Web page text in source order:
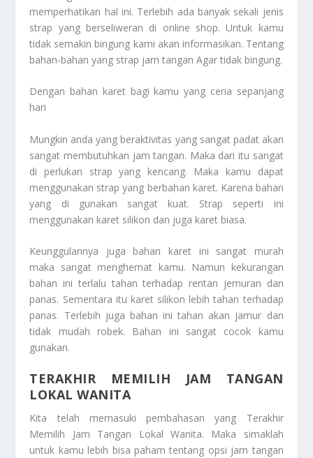
memperhatikan hal ini. Terlebih ada banyak sekali jenis
strap yang berseliweran di online shop. Untuk kamu
tidak semakin bingung kami akan informasikan. Tentang
bahan-bahan yang strap jam tangan Agar tidak bingung.
Dengan bahan karet bagi kamu yang ceria sepanjang
hari
Mungkin anda yang beraktivitas yang sangat padat akan
sangat membutuhkan jam tangan. Maka dari itu sangat
di perlukan strap yang kencang. Maka kamu dapat
menggunakan strap yang berbahan karet. Karena bahan
yang di gunakan sangat kuat. Strap seperti ini
menggunakan karet silikon dan juga karet biasa.
Keunggulannya juga bahan karet ini sangat murah
maka sangat menghemat kamu. Namun kekurangan
bahan ini terlalu tahan terhadap rentan jemuran dan
panas. Sementara itu karet silikon lebih tahan terhadap
panas. Terlebih juga bahan ini tahan akan jamur dan
tidak mudah robek. Bahan ini sangat cocok kamu
gunakan.
TERAKHIR MEMILIH JAM TANGAN
LOKAL WANITA
Kita telah memasuki pembahasan yang Terakhir
Memilih Jam Tangan Lokal Wanita. Maka simaklah
untuk kamu lebih bisa paham tentang opsi jam tangan